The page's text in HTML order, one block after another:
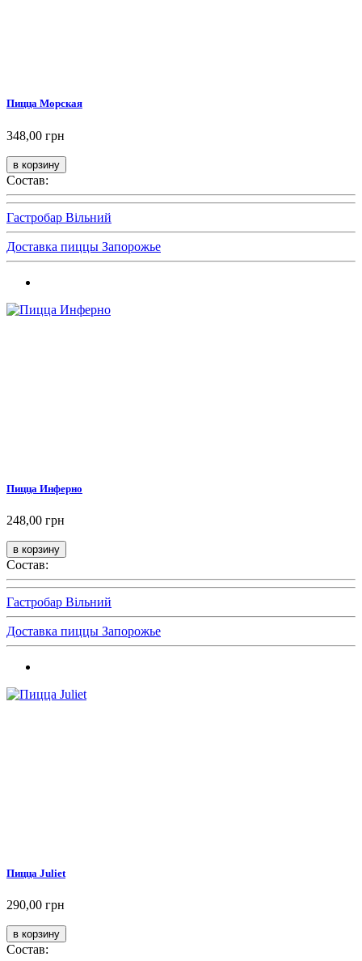
Пицца Морская
348,00 грн
Состав:
Гастробар Вільний
Доставка пиццы Запорожье
Пицца Инферно
248,00 грн
Состав:
Гастробар Вільний
Доставка пиццы Запорожье
Пицца Juliet
290,00 грн
Состав: